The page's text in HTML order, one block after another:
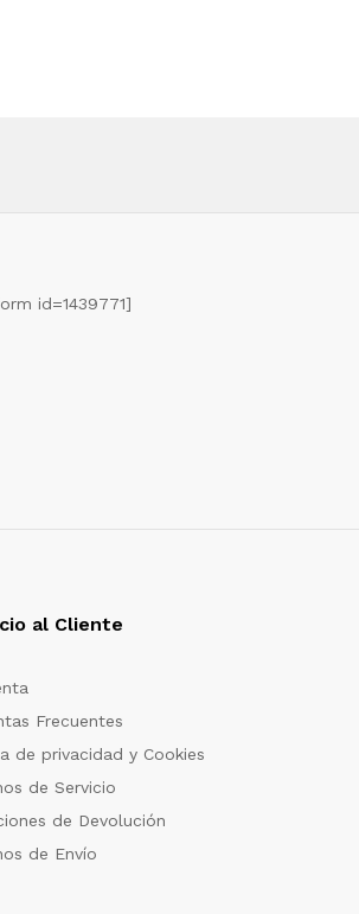
id=1439771]
al Cliente
Frecuentes
de privacidad y Cookies
de Servicio
de Devolución
de Envío